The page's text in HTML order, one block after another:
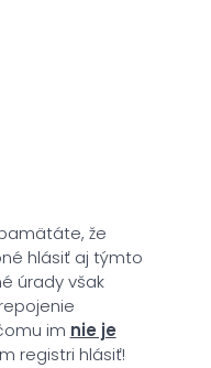
že
hlásiť aj týmto
úrady však
im nie je
registri hlásiť!